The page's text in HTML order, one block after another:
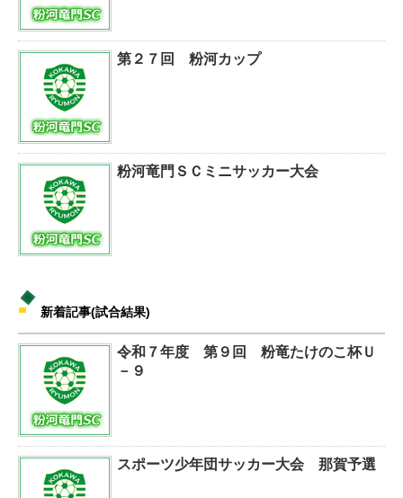
第２７回 粉河カップ
粉河竜門ＳＣミニサッカー大会
新着記事(試合結果)
令和７年度 第９回 粉竜たけのこ杯Ｕ
－９
スポーツ少年団サッカー大会 那賀予選